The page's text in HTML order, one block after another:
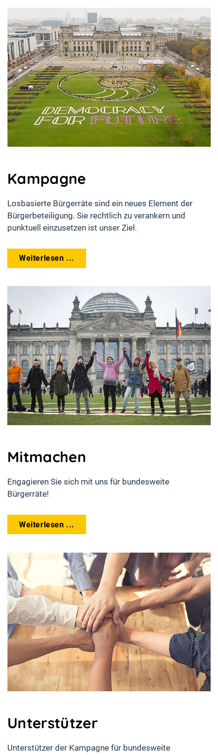
Kampagne
Losbasierte Bürgerräte sind ein neues Element der
Bürgerbeteiligung. Sie rechtlich zu verankern und
punktuell einzusetzen ist unser Ziel.
Weiterlesen ...
Mitmachen
Engagieren Sie sich mit uns für bundesweite
Bürgerräte!
Weiterlesen ...
Unterstützer
Unterstützer der Kampagne für bundesweite